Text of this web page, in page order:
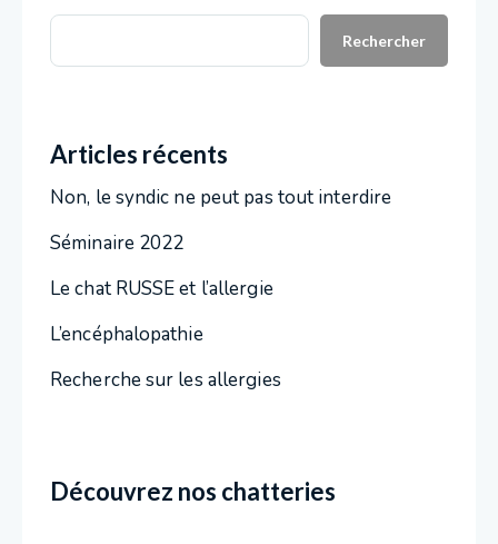
Rechercher
Articles récents
Non, le syndic ne peut pas tout interdire
Séminaire 2022
Le chat RUSSE et l’allergie
L’encéphalopathie
Recherche sur les allergies
Découvrez nos chatteries